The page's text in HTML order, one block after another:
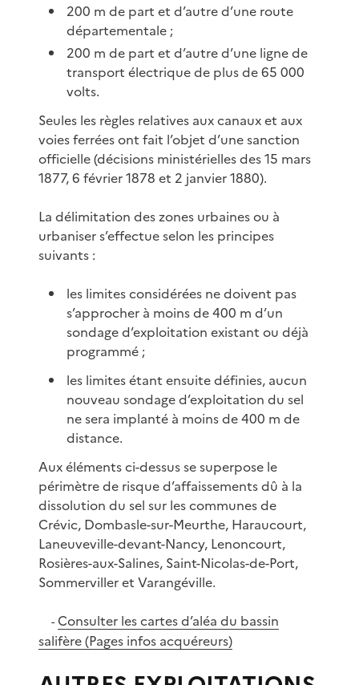
200 m de part et d’autre d’une route
départementale ;
200 m de part et d’autre d’une ligne de
transport électrique de plus de 65 000
volts.
Seules les règles relatives aux canaux et aux
voies ferrées ont fait l’objet d’une sanction
officielle (décisions ministérielles des 15 mars
1877, 6 février 1878 et 2 janvier 1880).
La délimitation des zones urbaines ou à
urbaniser s’effectue selon les principes
suivants :
les limites considérées ne doivent pas
s’approcher à moins de 400 m d’un
sondage d’exploitation existant ou déjà
programmé ;
les limites étant ensuite définies, aucun
nouveau sondage d’exploitation du sel
ne sera implanté à moins de 400 m de
distance.
Aux éléments ci-dessus se superpose le
périmètre de risque d’affaissements dû à la
dissolution du sel sur les communes de
Crévic, Dombasle-sur-Meurthe, Haraucourt,
Laneuveville-devant-Nancy, Lenoncourt,
Rosières-aux-Salines, Saint-Nicolas-de-Port,
Sommerviller et Varangéville.
- Consulter les cartes d’aléa du bassin
salifère (Pages infos acquéreurs)